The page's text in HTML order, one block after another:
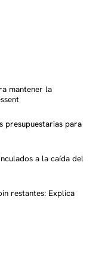
mantener la
presupuestarias para
a la caída del
restantes: Explica